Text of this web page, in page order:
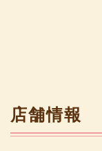
店舗情報